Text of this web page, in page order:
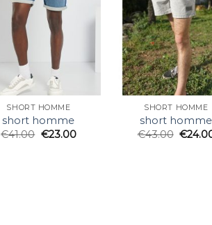
SHORT HOMME
short homme
€41.00 €23.00
SHORT HOMME
short homme
€43.00 €